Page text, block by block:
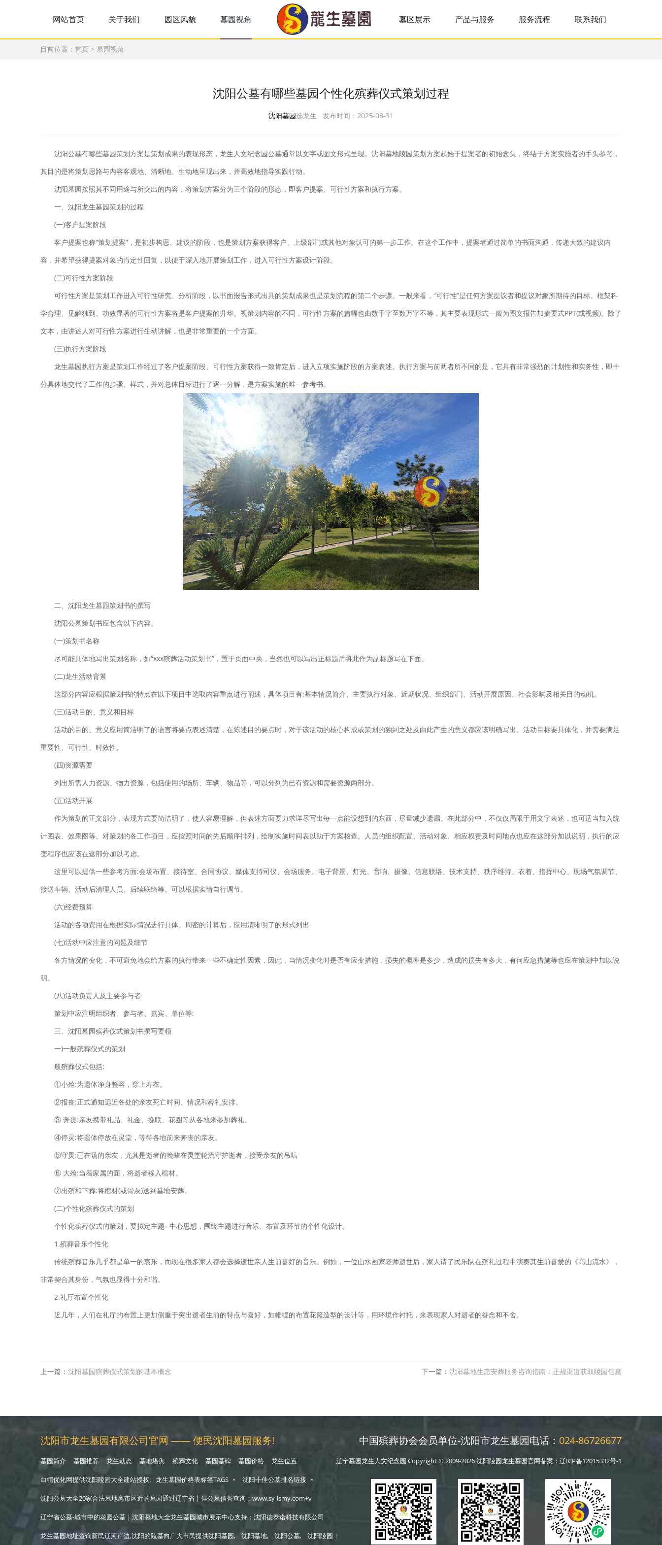
网站首页 关于我们 园区风貌 墓园视角 墓区展示 产品与服务 服务流程 联系我们
目前位置： 首页 > 墓园视角
沈阳公墓有哪些墓园个性化殡葬仪式策划过程
沈阳墓园选龙生 发布时间：2025-08-31
沈阳公墓有哪些墓园策划方案是策划成果的表现形态，龙生人文纪念园公墓通常以文字或图文形式呈现。沈阳墓地陵园策划方案起始于提案者的初始念头，终结于方案实施者的手头参考，
其目的是将策划思路与内容客观地、清晰地、生动地呈现出来，并高效地指导实践行动。
沈阳墓园按照其不同用途与所突出的内容，将策划方案分为三个阶段的形态，即客户提案、可行性方案和执行方案。
一、沈阳龙生墓园策划的过程
(一)客户提案阶段
客户提案也称“策划提案”，是初步构思、建议的阶段，也是策划方案获得客户、上级部门或其他对象认可的第一步工作。在这个工作中，提案者通过简单的书面沟通，传递大致的建议内
容，并希望获得提案对象的肯定性回复，以便于深入地开展策划工作，进入可行性方案设计阶段。
(二)可行性方案阶段
可行性方案是策划工作进入可行性研究、分析阶段，以书面报告形式出具的策划成果也是策划流程的第二个步骤。一般来看，“可行性”是任何方案提议者和提议对象所期待的目标。框架科
学合理、见解独到、功效显著的可行性方案将是客户提案的升华。视策划内容的不同，可行性方案的篇幅也由数千字至数万字不等，其主要表现形式一般为图文报告加摘要式PPT(或视频)。除了
文本，由讲述人对可行性方案进行生动讲解，也是非常重要的一个方面。
(三)执行方案阶段
龙生墓园执行方案是策划工作经过了客户提案阶段、可行性方案获得一致肯定后，进入立项实施阶段的方案表述。执行方案与前两者所不同的是，它具有非常强烈的计划性和实务性，即十
分具体地交代了工作的步骤、样式，并对总体目标进行了逐一分解，是方案实施的唯一参考书。
二、沈阳龙生墓园策划书的撰写
沈阳公墓策划书应包含以下内容。
(一)策划书名称
尽可能具体地写出策划名称，如“xxx殡葬活动策划书”，置于页面中央，当然也可以写出正标题后将此作为副标题写在下面。
(二)龙生活动背景
这部分内容应根据策划书的特点在以下项目中选取内容重点进行阐述，具体项目有:基本情况简介、主要执行对象、近期状况、组织部门、活动开展原因、社会影响及相关目的动机。
(三)活动目的、意义和目标
活动的目的、意义应用简洁明了的语言将要点表述清楚，在陈述目的要点时，对于该活动的核心构成或策划的独到之处及由此产生的意义都应该明确写出。活动目标要具体化，并需要满足
重要性、可行性、时效性。
(四)资源需要
列出所需人力资源、物力资源，包括使用的场所、车辆、物品等，可以分列为已有资源和需要资源两部分。
(五)活动开展
作为策划的正文部分，表现方式要简洁明了，使人容易理解，但表述方面要力求详尽写出每一点能设想到的东西，尽量减少遗漏。在此部分中，不仅仅局限于用文字表述，也可适当加入统
计图表、效果图等。对策划的各工作项目，应按照时间的先后顺序排列，绘制实施时间表以助于方案核查。人员的组织配置、活动对象、相应权责及时间地点也应在这部分加以说明，执行的应
变程序也应该在这部分加以考虑。
这里可以提供一些参考方面:会场布置、接待室、合同协议、媒体支持司仪、会场服务、电子背景、灯光、音响、摄像、信息联络、技术支持、秩序维持、衣着、指挥中心、现场气氛调节、
接送车辆、活动后清理人员、后续联络等。可以根据实情自行调节。
(六)经费预算
活动的各项费用在根据实际情况进行具体、周密的计算后，应用清晰明了的形式列出
(七)活动中应注意的问题及细节
各方情况的变化，不可避免地会给方案的执行带来一些不确定性因素，因此，当情况变化时是否有应变措施，损失的概率是多少，造成的损失有多大，有何应急措施等也应在策划中加以说
明。
(八)活动负责人及主要参与者
策划中应注明组织者、参与者、嘉宾、单位等:
三、沈阳墓园殡葬仪式策划书撰写要领
一)一般殡葬仪式的策划
般殡葬仪式包括:
①小殓:为遗体净身整容，穿上寿衣。
②报丧:正式通知远近各处的亲友死亡时间、情况和葬礼安排。
③ 奔丧:亲友携带礼品、礼金、挽联、花圈等从各地来参加葬礼。
④停灵:将遗体停放在灵堂，等待各地前来奔丧的亲友。
⑤守灵:已在场的亲友，尤其是逝者的晚辈在灵堂轮流守护逝者，接受亲友的吊唁
⑥ 大殓:当着家属的面，将逝者移入棺材。
⑦出殡和下葬:将棺材(或骨灰)送到墓地安葬。
(二)个性化殡葬仪式的策划
个性化殡葬仪式的策划，要拟定主题--中心思想，围绕主题进行音乐、布置及环节的个性化设计。
1.殡葬音乐个性化
传统殡葬音乐几乎都是单一的哀乐，而现在很多家人都会选择逝世亲人生前喜好的音乐。例如，一位山水画家老师逝世后，家人请了民乐队在殡礼过程中演奏其生前喜爱的《高山流水》，
非常契合其身份，气氛也显得十分和谐。
2.礼厅布置个性化
近几年，人们在礼厅的布置上更加侧重于突出逝者生前的特点与喜好，如帷幔的布置花篮造型的设计等，用环境作衬托，来表现家人对逝者的眷念和不舍。
上一篇： 沈阳墓园殡葬仪式策划的基本概念 下一篇： 沈阳墓地生态安葬服务咨询指南：正规渠道获取陵园信息
沈阳市龙生墓园有限公司官网 —— 便民沈阳墓园服务!
墓园简介 墓园推荐 龙生动态 墓地堪舆 殡葬文化 墓园墓碑 墓园价格 龙生位置
中国殡葬协会会员单位-沈阳市龙生墓园电话： 024-86726677
辽宁墓园龙生人文纪念园 Copyright © 2009-2026 沈阳陵园龙生墓园官网备案： 辽ICP备12015332号-1
白帽优化网提供沈阳陵园大全建站授权: 龙生墓园价格表标签TAGS 沈阳十佳公墓排名链接
沈阳公墓大全20家合法墓地离市区近的墓园通过辽宁省十佳公墓信誉查询：www.sy-lsmy.com+v
辽宁省公墓-城市中的花园公墓｜沈阳墓地大全龙生墓园城市展示中心支持：沈阳德泰诺科技有限公司
龙生墓园地址查询新民辽河岸边,沈阳的陵墓向广大市民提供沈阳墓园, 沈阳墓地, 沈阳公墓, 沈阳陵园 ！